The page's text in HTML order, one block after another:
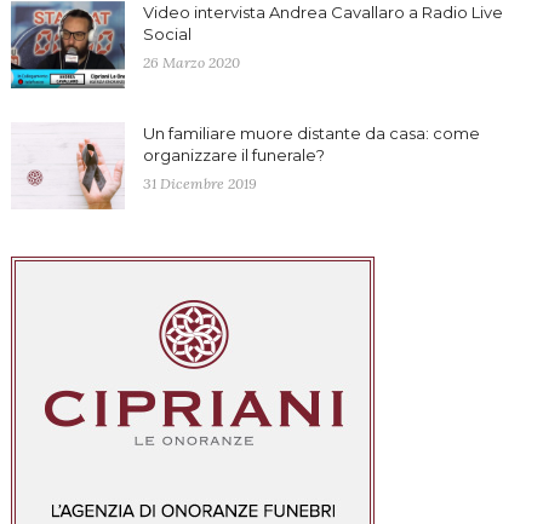
Video intervista Andrea Cavallaro a Radio Live
Social
26 Marzo 2020
Un familiare muore distante da casa: come
organizzare il funerale?
31 Dicembre 2019